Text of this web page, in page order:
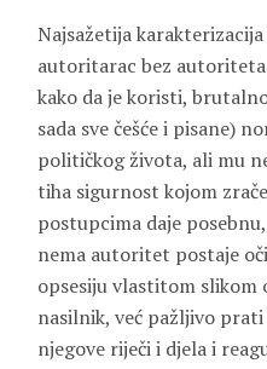
Najsažetija
autoritarac bez
kako da je koristi,
sada sve češće i pisane)
političkog života, ali mu
tiha sigurnost kojom
postupcima daje
nema autoritet postaje
opsesiju vlastitom slikom
nasilnik, već pažljivo
njegove riječi i djela i